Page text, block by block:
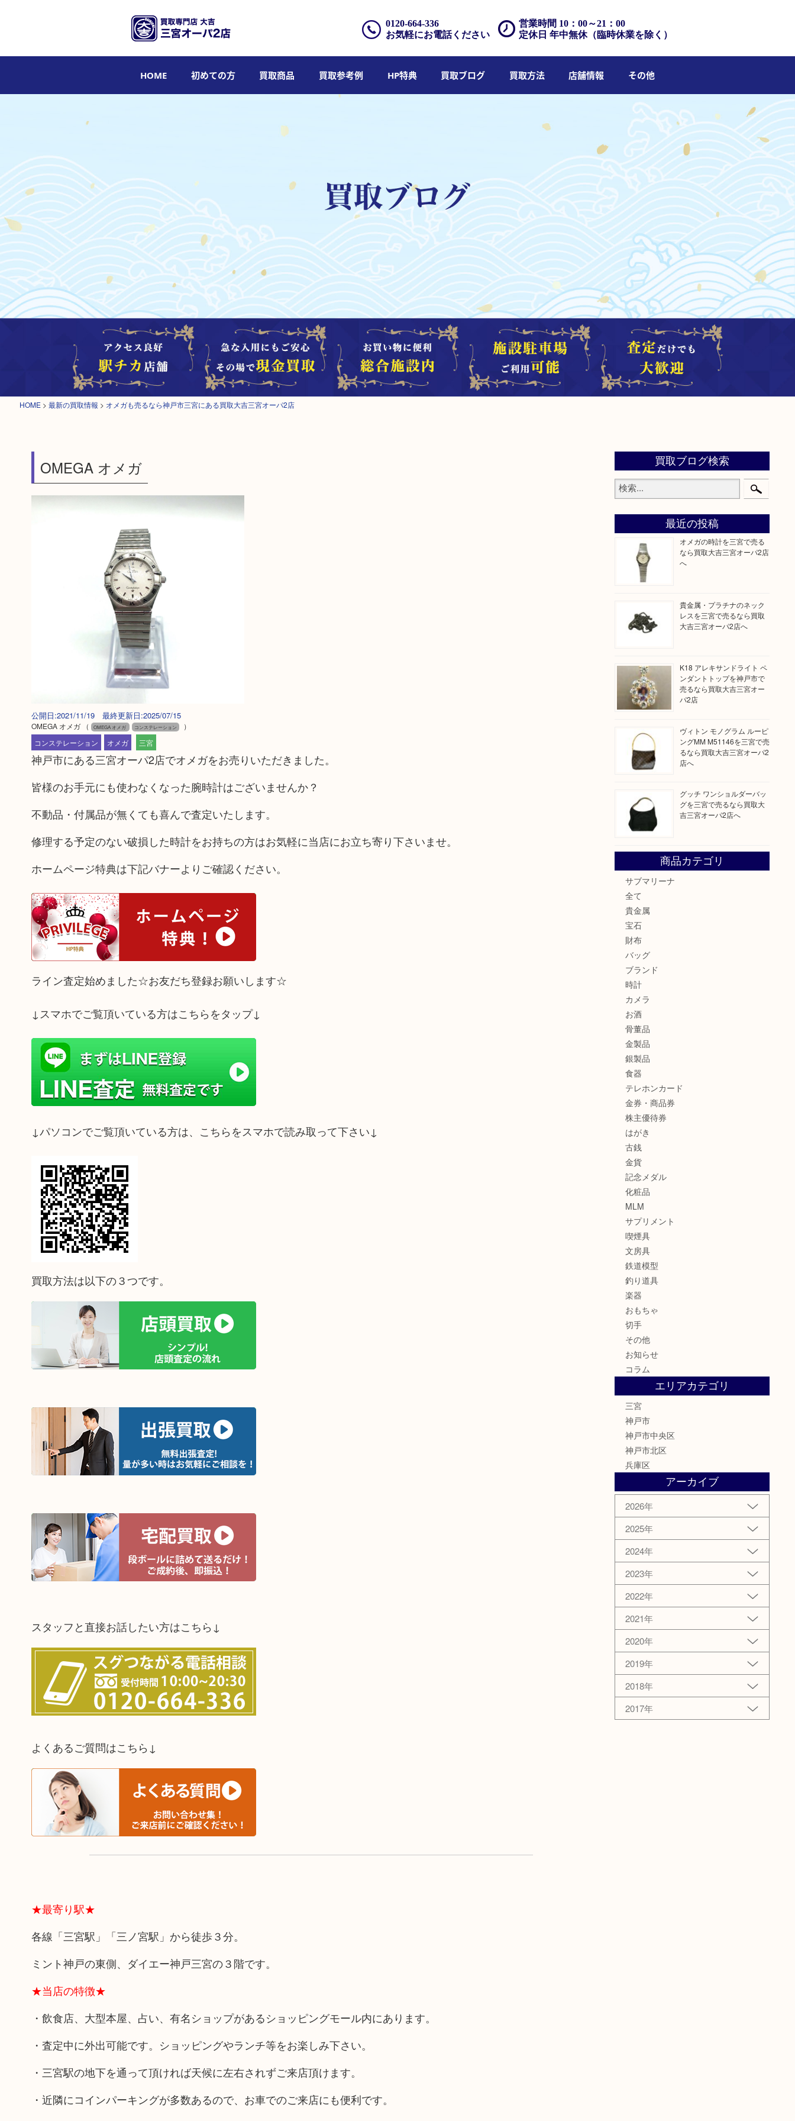
営業時間 10：00～21：00
定休日 年中無休（臨時休業を除く）
0120-664-336
お気軽にお電話ください
HOME 初めての方 買取商品 買取参考例 HP特典 買取ブログ 買取方法 店舗情報 その他
HOME > 最新の買取情報 > オメガも売るなら神戸市三宮にある買取大吉三宮オーパ2店
OMEGA オメガ
公開日:2021/11/19 最終更新日:2025/07/15
OMEGA オメガ （ OMEGA オメガ コンステレーション
）
コンステレーション
オメガ 三宮
神戸市にある三宮オーパ2店でオメガをお売りいただきました。
皆様のお手元にも使わなくなった腕時計はございませんか？
不動品・付属品が無くても喜んで査定いたします。
修理する予定のない破損した時計をお持ちの方はお気軽に当店にお立ち寄り下さいませ。
ホームページ特典は下記バナーよりご確認ください。
ライン査定始めました☆お友だち登録お願いします☆
↓スマホでご覧頂いている方はこちらをタップ↓
↓パソコンでご覧頂いている方は、こちらをスマホで読み取って下さい↓
買取方法は以下の３つです。
スタッフと直接お話したい方はこちら↓
よくあるご質問はこちら↓
★最寄り駅★
各線「三宮駅」「三ノ宮駅」から徒歩３分。
ミント神戸の東側、ダイエー神戸三宮の３階です。
★当店の特徴★
・飲食店、大型本屋、占い、有名ショップがあるショッピングモール内にあります。
・査定中に外出可能です。ショッピングやランチ等をお楽しみ下さい。
・三宮駅の地下を通って頂ければ天候に左右されずご来店頂けます。
・近隣にコインパーキングが多数あるので、お車でのご来店にも便利です。
買取ブログ検索
最近の投稿
オメガの時計を三宮で売る
なら買取大吉三宮オーパ2店
へ
貴金属・プラチナのネック
レスを三宮で売るなら買取
大吉三宮オーパ2店へ
K18 アレキサンドライト ペ
ンダントトップを神戸市で
売るなら買取大吉三宮オー
パ2店
ヴィトン モノグラム ルーピ
ングMM M51146を三宮で売
るなら買取大吉三宮オーパ2
店へ
グッチ ワンショルダーバッ
グを三宮で売るなら買取大
吉三宮オーパ2店へ
商品カテゴリ
サブマリーナ
全て
貴金属
宝石
財布
バッグ
ブランド
時計
カメラ
お酒
骨董品
金製品
銀製品
食器
テレホンカード
金券・商品券
株主優待券
はがき
古銭
金貨
記念メダル
化粧品
MLM
サプリメント
喫煙具
文房具
鉄道模型
釣り道具
楽器
おもちゃ
切手
その他
お知らせ
コラム
エリアカテゴリ
三宮
神戸市
神戸市中央区
神戸市北区
兵庫区
アーカイブ
2026年
2025年
2024年
2023年
2022年
2021年
2020年
2019年
2018年
2017年